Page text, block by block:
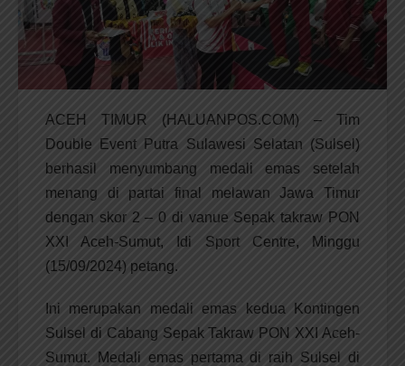
ACEH TIMUR (HALUANPOS.COM) – Tim
Double Event Putra Sulawesi Selatan (Sulsel)
berhasil menyumbang medali emas setelah
menang di partai final melawan Jawa Timur
dengan skor 2 – 0 di vanue Sepak takraw PON
XXI Aceh-Sumut, Idi Sport Centre, Minggu
(15/09/2024) petang.
Ini merupakan medali emas kedua Kontingen
Sulsel di Cabang Sepak Takraw PON XXI Aceh-
Sumut. Medali emas pertama di raih Sulsel di